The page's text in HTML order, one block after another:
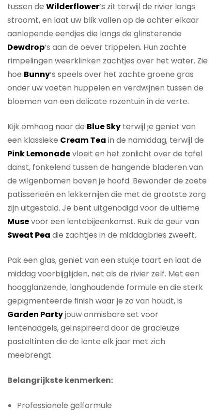
tussen de Wilderflower‘s zit terwijl de rivier langs
stroomt, en laat uw blik vallen op de achter elkaar
aanlopende eendjes die langs de glinsterende
Dewdrop‘s aan de oever trippelen. Hun zachte
rimpelingen weerklinken zachtjes over het water. Zie
hoe Bunny‘s speels over het zachte groene gras
onder uw voeten huppelen en verdwijnen tussen de
bloemen van een delicate rozentuin in de verte.
Kijk omhoog naar de Blue Sky terwijl je geniet van
een klassieke Cream Tea in de namiddag, terwijl de
Pink Lemonadevloeit en het zonlicht over de tafel
danst, fonkelend tussen de hangende bladeren van
de wilgenbomen boven je hoofd. Bewonder de zoete
patisserieën en lekkernijen die met de grootste zorg
zijn uitgestald. Je bent uitgenodigd voor de ultieme
Musevoor een lentebijeenkomst. Ruik de geur van
Sweat Pea die zachtjes in de middagbries zweeft.
Pak een glas, geniet van een stukje taart en laat de
middag voorbijglijden, net als de rivier zelf. Met een
hoogglanzende, langhoudende formule en die sterk
gepigmenteerde finish waar je zo van houdt, is
Garden Partyjouw onmisbare set voor
lentenaagels, geïnspireerd door de gracieuze
pasteltinten die de lente elk jaar met zich
meebrengt.
Belangrijkste kenmerken:
Professionele gelformule